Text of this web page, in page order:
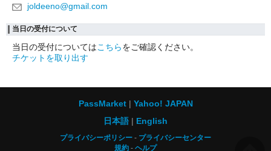
joldeeno@gmail.com
当日の受付について
当日の受付についてはこちらをご確認ください。
チケットを取り出す
PassMarket
Yahoo! JAPAN
日本語
English
プライバシーポリシー
プライバシーセンター
規約
ヘルプ